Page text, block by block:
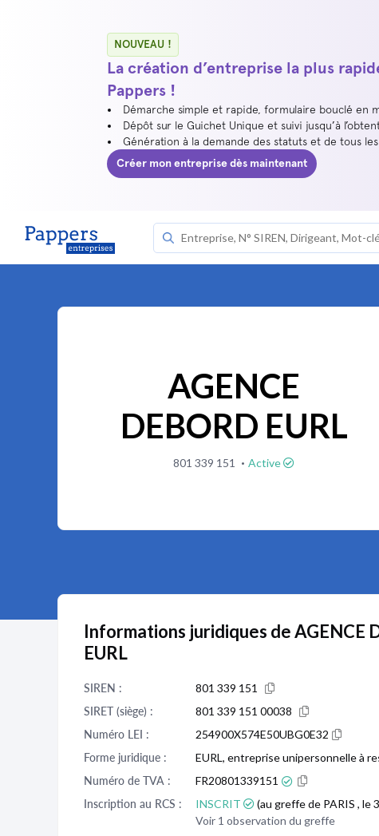
NOUVEAU !
La création d’entreprise la plus
Pappers !
Démarche simple et rapide, formulaire bouclé en
Dépôt sur le Guichet Unique et suivi jusqu’à
Génération à la demande des statuts et de tous
Créer mon entreprise dès maintenant
AGENCE
DEBORD EURL
801 339 151 · Active
Informations juridiques de AGENCE
EURL
SIREN :
801 339 151
SIRET (siège) :
801 339 151 00038
Numéro LEI :
254900X574E50UBG0E32
Forme juridique :
EURL, entreprise unipersonnelle à
Numéro de TVA :
FR20801339151
Inscription au RCS :
INSCRIT
(au greffe de PARIS , le
Voir 1 observation du greffe